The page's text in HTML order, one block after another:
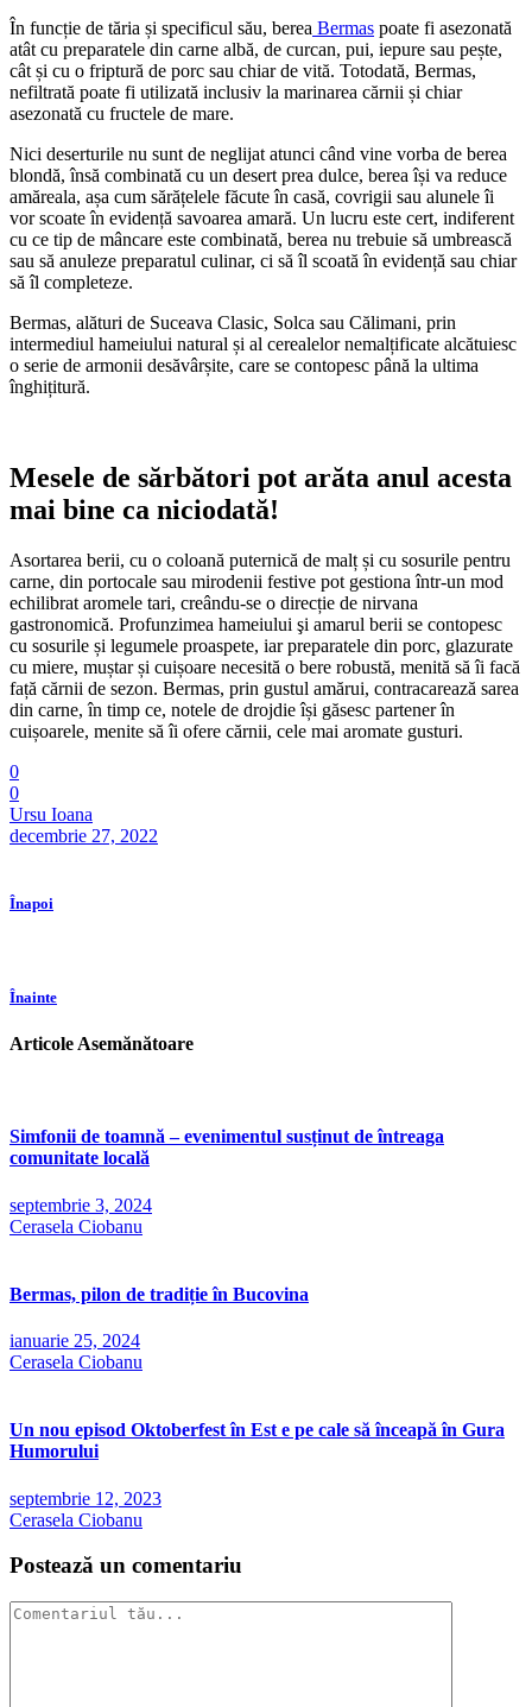
În funcție de tăria și specificul său, berea Bermas poate fi asezonată
atât cu preparatele din carne albă, de curcan, pui, iepure sau pește,
cât și cu o friptură de porc sau chiar de vită. Totodată, Bermas,
nefiltrată poate fi utilizată inclusiv la marinarea cărnii și chiar
asezonată cu fructele de mare.
Nici deserturile nu sunt de neglijat atunci când vine vorba de berea
blondă, însă combinată cu un desert prea dulce, berea își va reduce
amăreala, așa cum sărățelele făcute în casă, covrigii sau alunele îi
vor scoate în evidență savoarea amară. Un lucru este cert, indiferent
cu ce tip de mâncare este combinată, berea nu trebuie să umbrească
sau să anuleze preparatul culinar, ci să îl scoată în evidență sau chiar
să îl completeze.
Bermas, alături de Suceava Clasic, Solca sau Călimani, prin
intermediul hameiului natural și al cerealelor nemalțificate alcătuiesc
o serie de armonii desăvârșite, care se contopesc până la ultima
înghițitură.
Mesele de sărbători pot arăta anul acesta
mai bine ca niciodată!
Asortarea berii, cu o coloană puternică de malț și cu sosurile pentru
carne, din portocale sau mirodenii festive pot gestiona într-un mod
echilibrat aromele tari, creându-se o direcție de nirvana
gastronomică. Profunzimea hameiului şi amarul berii se contopesc
cu sosurile și legumele proaspete, iar preparatele din porc, glazurate
cu miere, muștar și cuișoare necesită o bere robustă, menită să îi facă
față cărnii de sezon. Bermas, prin gustul amărui, contracarează sarea
din carne, în timp ce, notele de drojdie își găsesc partener în
cuișoarele, menite să îi ofere cărnii, cele mai aromate gusturi.
0
0
Ursu Ioana
decembrie 27, 2022
Înapoi
Înainte
Articole Asemănătoare
Simfonii de toamnă – evenimentul susținut de întreaga
comunitate locală
septembrie 3, 2024
Cerasela Ciobanu
Bermas, pilon de tradiție în Bucovina
ianuarie 25, 2024
Cerasela Ciobanu
Un nou episod Oktoberfest în Est e pe cale să înceapă în Gura
Humorului
septembrie 12, 2023
Cerasela Ciobanu
Postează un comentariu